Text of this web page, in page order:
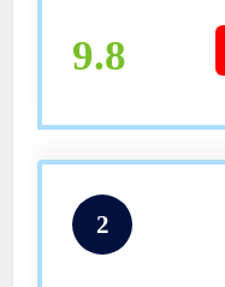
8 Persone,
9.8
2